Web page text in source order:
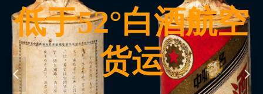
低于52°白酒航空
货运
我们对于红酒空运
更了解
넳 넲